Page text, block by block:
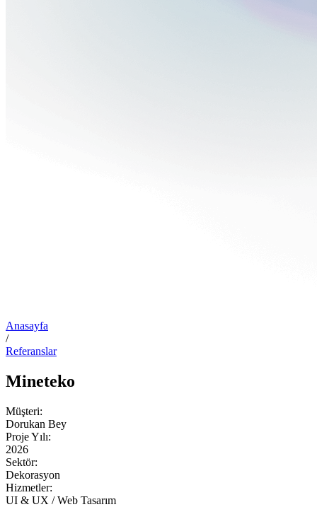
Anasayfa
/
Referanslar
Mineteko
Müşteri:
Dorukan Bey
Proje Yılı:
2026
Sektör:
Dekorasyon
Hizmetler:
UI & UX / Web Tasarım